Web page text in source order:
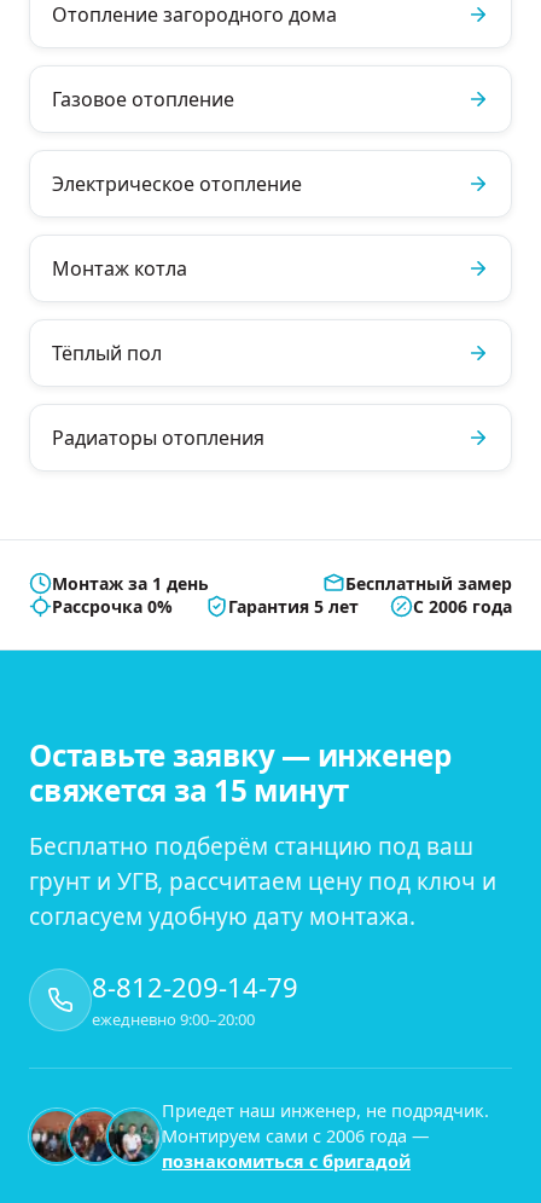
Отопление загородного дома
Газовое отопление
Электрическое отопление
Монтаж котла
Тёплый пол
Радиаторы отопления
Монтаж за 1 день
Бесплатный замер
Рассрочка 0%
Гарантия 5 лет С 2006 года
Оставьте заявку — инженер
свяжется за 15 минут
Бесплатно подберём станцию под ваш
грунт и УГВ, рассчитаем цену под ключ и
согласуем удобную дату монтажа.
8-812-209-14-79
ежедневно 9:00–20:00
Приедет наш инженер, не подрядчик.
Монтируем сами с 2006 года —
познакомиться с бригадой